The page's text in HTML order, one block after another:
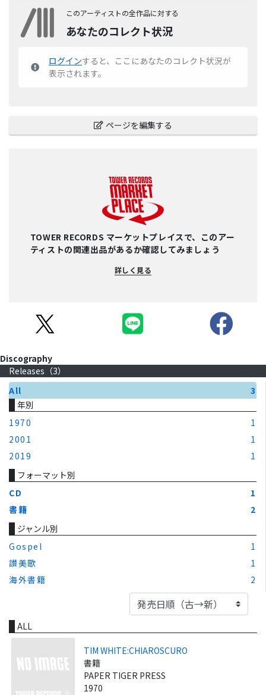
このアーティストの全作品に対する
あなたのコレクト状況
ログインすると、ここにあなたのコレクト状況が
表示されます。
ページを編集する
TOWER RECORDS マーケットプレイスで、このアー
ティストの関連出品があるか確認してみましょう
詳しく見る
Discography
Releases（3）
All
3
年別
1970
1
2001
1
2019
1
フォーマット別
CD
1
書籍
2
ジャンル別
Gospel
1
讃美歌
1
海外書籍
2
ALL
TIM WHITE:CHIAROSCURO
書籍
PAPER TIGER PRESS
1970